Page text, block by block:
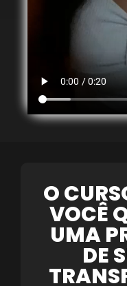
O
VOCÊ
UMA
DE